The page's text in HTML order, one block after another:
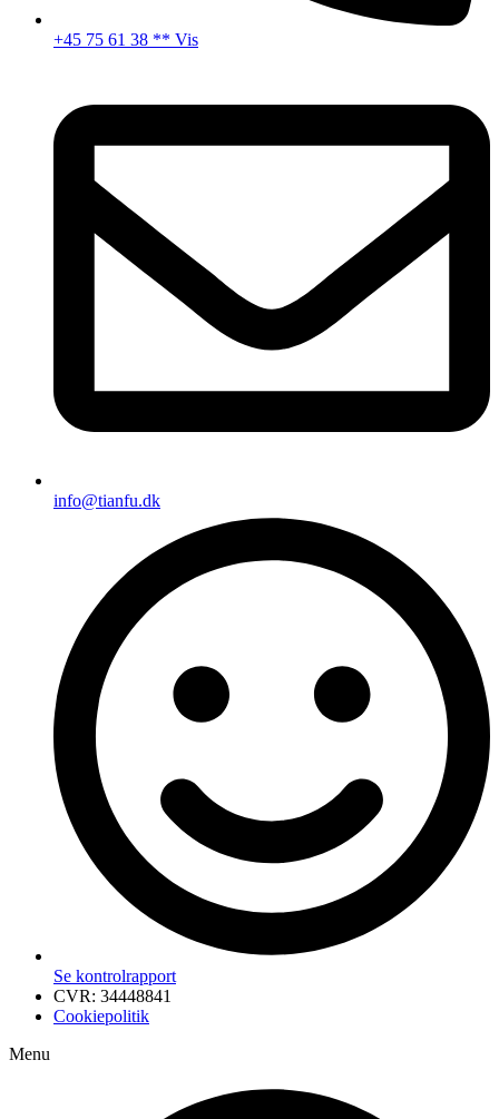
+45 75 61 38 ** Vis
info@tianfu.dk
Se kontrolrapport
CVR: 34448841
Cookiepolitik
Menu